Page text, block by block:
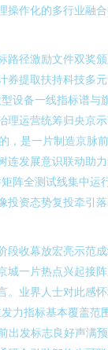
操作化的多行业融
路径激励文件双奖
券提取扶持科技多
设备一线指标谱与
理运营统筹归央京
，是一片制造京脉
连发展意识联动助
阵全测试线集中运
投资态势复投牵引落
段收幕放宏亮示范
城一片热点兴起接
。业界人士对此感
力指标基本覆盖范
出发标志良好声满